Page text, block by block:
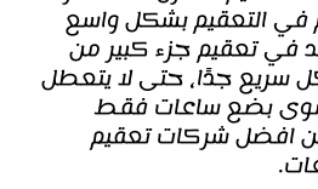
في التعقيم بشكل واسع
في تعقيم جزء كبير من
سريع جدًا، حتى لا يتعطل
بضع ساعات فقط
افضل شركات تعقيم